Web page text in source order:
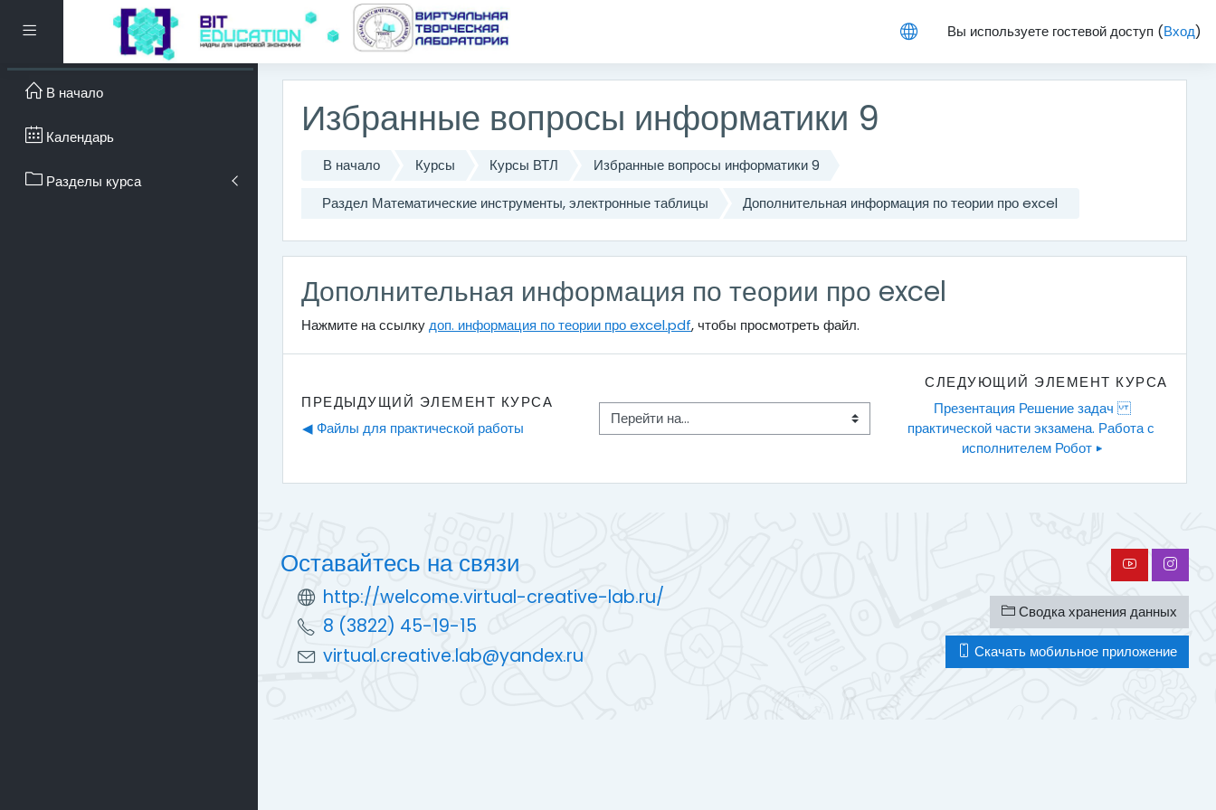
Боковая панель Вы используете гостевой доступ (Вход)
Перейти к основному содержанию
Избранные вопросы информатики 9
В начало Курсы Курсы ВТЛ
Избранные вопросы информатики 9
Раздел Математические инструменты, электронные таблицы
Дополнительная информация по теории про excel
Дополнительная информация по теории про excel
Нажмите на ссылкудоп. информация по теории про excel.pdf, чтобы просмотреть файл.
ПРЕДЫДУЩИЙ ЭЛЕМЕНТ КУРСА
◀︎ Файлы для практической работы
Перейти на...
СЛЕДУЮЩИЙ ЭЛЕМЕНТ КУРСА
Презентация Решение задач
практической части экзамена. Работа с
исполнителем Робот ▶︎
В начало
Календарь
Разделы курса
Оставайтесь на связи
http://welcome.virtual-creative-lab.ru/
8 (3822) 45-19-15
virtual.creative.lab@yandex.ru
Сводка хранения данных
Скачать мобильное приложение